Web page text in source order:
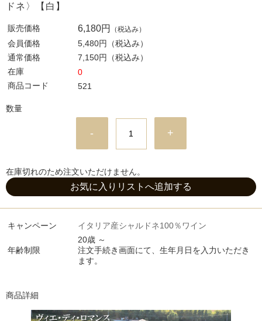
ドネ〉【白】
販売価格 6,180円 （税込み）
会員価格 5,480円
（税込み）
通常価格
7,150円
（税込み）
在庫
0
商品コード
521
数量
- +
在庫切れのため注文いただけません。
お気に入りリストへ追加する
キャンペーン イタリア産シャルドネ100％ワイン
年齢制限
20歳 ～
注文手続き画面にて、生年月日を入力いただき
ます。
商品詳細